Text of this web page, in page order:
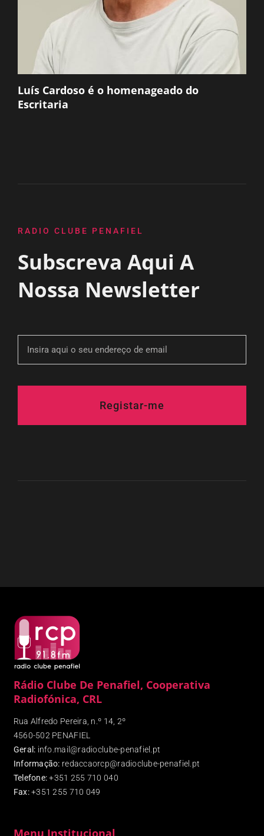
Luís Cardoso é o homenageado do
Escritaria
RADIO CLUBE PENAFIEL
Subscreva Aqui A
Nossa Newsletter
Registar-me
Rádio Clube De Penafiel, Cooperativa
Radiofónica, CRL
Rua Alfredo Pereira, n.º 14, 2º
4560-502 PENAFIEL
Geral: info.mail@radioclube-penafiel.pt
Informação: redaccaorcp@radioclube-penafiel.pt
Telefone: +351 255 710 040
Fax:+351 255 710 049
Menu Institucional